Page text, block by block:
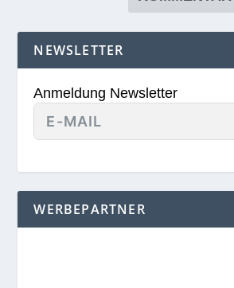
NEWSLETTER
Anmeldung Newsletter
WERBEPARTNER